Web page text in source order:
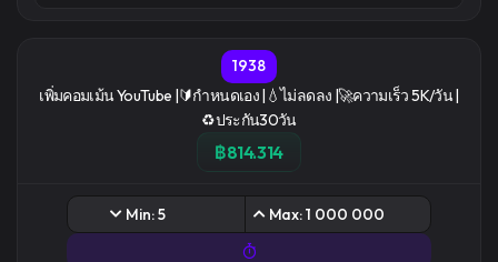
1938
เพิ่มคอมเม้น YouTube |🔰กำหนดเอง |💧ไม่ลดลง |🚀ความเร็ว 5K/วัน |
♻️ประกัน30วัน
฿814.314
Min: 5 Max: 1 000 000